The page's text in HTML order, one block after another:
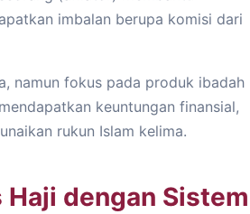
imbalan berupa komisi dari
namun fokus pada produk ibadah
keuntungan finansial,
rukun Islam kelima.
dengan Sistem